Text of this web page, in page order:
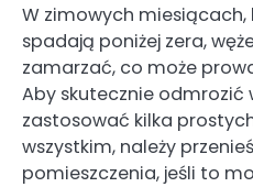
W zimowych
spadają poniżej zera,
zamarzać, co może
Aby skutecznie odmrozić
zastosować kilka
wszystkim, należy
pomieszczenia, jeśli to